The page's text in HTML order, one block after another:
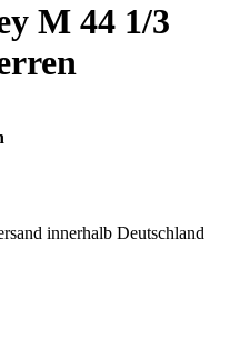
M 44 1/3
innerhalb Deutschland